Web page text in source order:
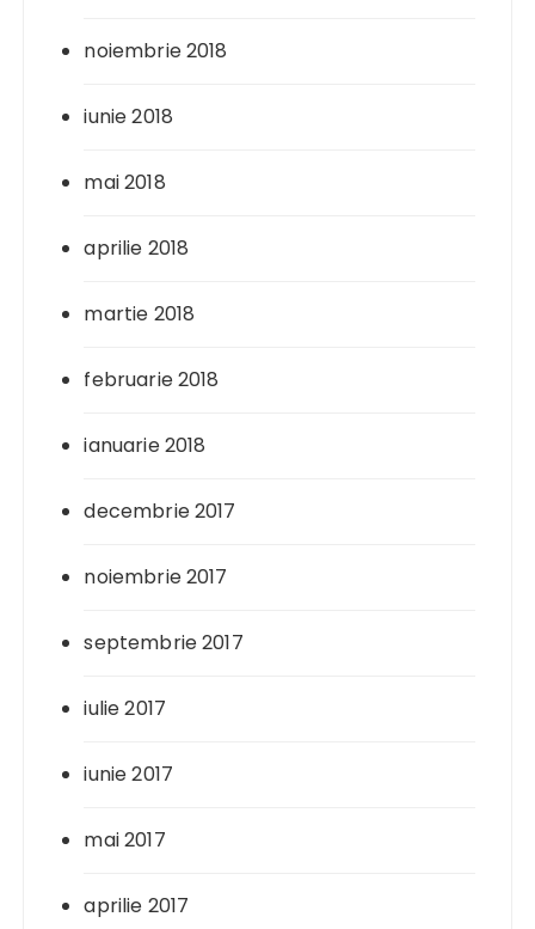
noiembrie 2018
iunie 2018
mai 2018
aprilie 2018
martie 2018
februarie 2018
ianuarie 2018
decembrie 2017
noiembrie 2017
septembrie 2017
iulie 2017
iunie 2017
mai 2017
aprilie 2017